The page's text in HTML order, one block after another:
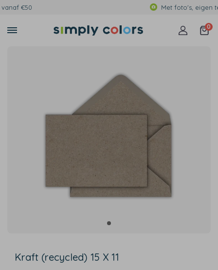
Met foto's, eigen tekst of print
0
Kraft (recycled) 15 X 11